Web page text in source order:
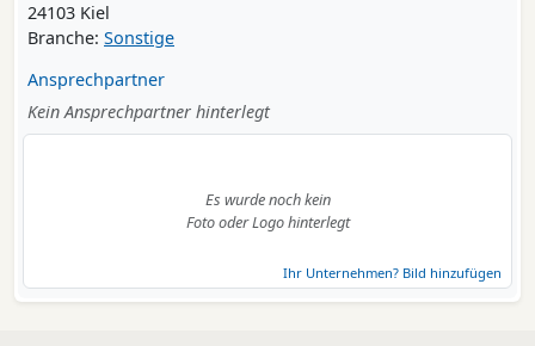
24103 Kiel
Branche: Sonstige
Ansprechpartner
Kein Ansprechpartner hinterlegt
Es wurde noch kein
Foto oder Logo hinterlegt
Ihr Unternehmen? Bild hinzufügen